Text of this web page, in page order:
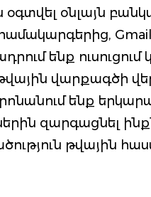
օգտվել օնլայն
ենք
վարքագծի
ենք
զարգացնել
թվային